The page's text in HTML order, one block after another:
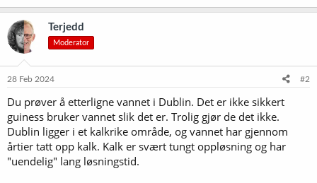
Terjedd
Moderator
28 Feb 2024 #2
Du prøver å etterligne vannet i Dublin. Det er ikke sikkert
guiness bruker vannet slik det er. Trolig gjør de det ikke.
Dublin ligger i et kalkrike område, og vannet har gjennom
årtier tatt opp kalk. Kalk er svært tungt oppløsning og har
"uendelig" lang løsningstid.